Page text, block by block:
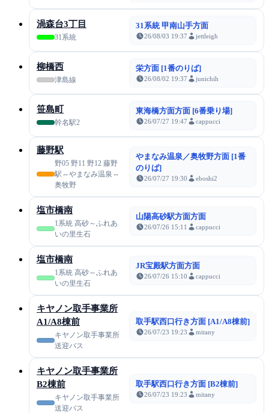
渦森台3丁目
31系統
31系統 甲南山手方面
26/08/03 19:37 jettleigh
柳橋西
津島線
栄方面 [1番のりば]
26/08/02 19:37 junichih
笹島町
幹名駅2
東海橋方面方面 [6番乗り場]
26/07/27 19:47 cappucci
藤野駅
野05 野11 野12 藤野
駅⇔やまなみ温泉⇔
奥牧野
やまなみ温泉／奥牧野方面 [1番
のりば]
26/07/27 19:30 eboshi2
塩市橋南
1系統 高砂～ふれあ
いの里生石
山陽高砂駅方面方面
26/07/26 15:11 cappucci
塩市橋南
1系統 高砂～ふれあ
いの里生石
JR宝殿駅方面方面
26/07/26 15:10 cappucci
キヤノン取手事業所
A1/A8棟前
キヤノン取手事業所
送迎バス
取手駅西口行き方面 [A1/A8棟前]
26/07/23 19:23 mitany
キヤノン取手事業所
B2棟前
キヤノン取手事業所
送迎バス
取手駅西口行き方面 [B2棟前]
26/07/23 19:23 mitany